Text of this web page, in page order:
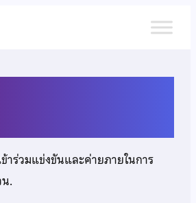
าร่วมแข่งขันและค่ายภายในการ
.